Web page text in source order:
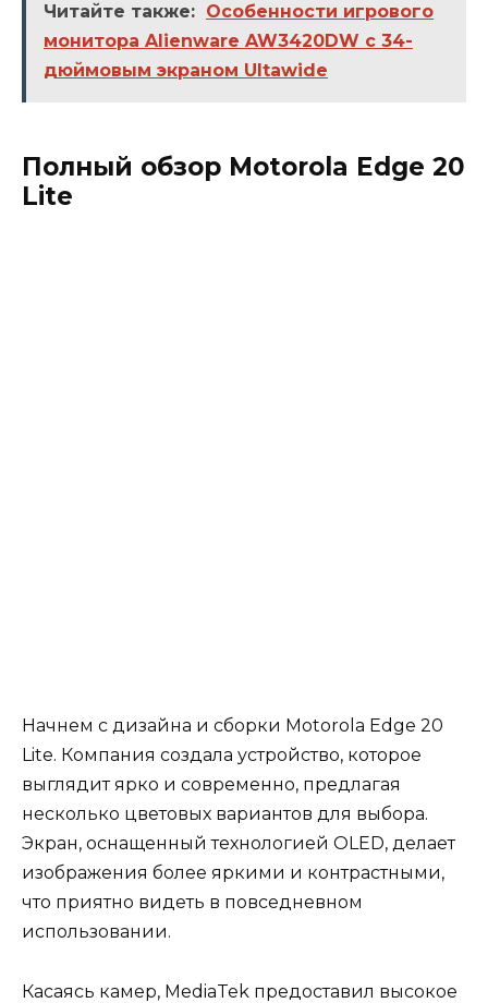
Читайте также: Особенности игрового
монитора Alienware AW3420DW с 34-
дюймовым экраном Ultawide
Полный обзор Motorola Edge 20
Lite
Начнем с дизайна и сборки Motorola Edge 20
Lite. Компания создала устройство, которое
выглядит ярко и современно, предлагая
несколько цветовых вариантов для выбора.
Экран, оснащенный технологией OLED, делает
изображения более яркими и контрастными,
что приятно видеть в повседневном
использовании.
Касаясь камер, MediaTek предоставил высокое